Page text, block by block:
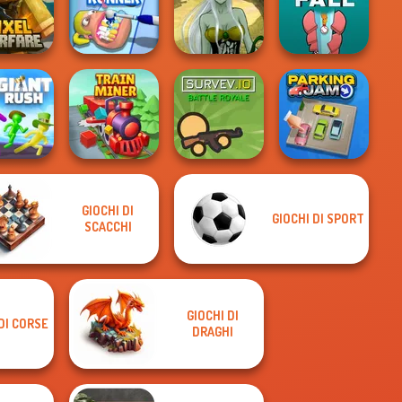
War Om Nom Run Avenger Guard
My Garden
Journey
Pixel
Teeth Runner
Dark Mage
Creator
Tower Fall
Rush! Survev.io
GIOCHI DI
SCACCHI
GIOCHI DI SPORT
CORSE
GIOCHI DI
DRAGHI